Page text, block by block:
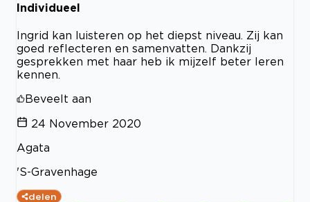
Individueel
Ingrid kan luisteren op het diepst niveau. Zij kan
goed reflecteren en samenvatten. Dankzij
gesprekken met haar heb ik mijzelf beter leren
kennen.
Beveelt aan
24 November 2020
Agata
'S-Gravenhage
delen